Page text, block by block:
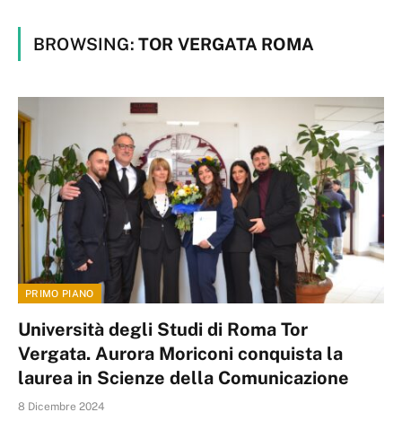
BROWSING: TOR VERGATA ROMA
PRIMO PIANO
Università degli Studi di Roma Tor
Vergata. Aurora Moriconi conquista la
laurea in Scienze della Comunicazione
8 Dicembre 2024